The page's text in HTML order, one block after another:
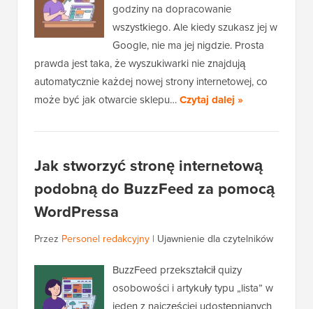
godziny na dopracowanie
wszystkiego. Ale kiedy szukasz jej w
Google, nie ma jej nigdzie. Prosta
prawda jest taka, że wyszukiwarki nie znajdują
automatycznie każdej nowej strony internetowej, co
może być jak otwarcie sklepu…Czytaj dalej »
Jak stworzyć stronę internetową
podobną do BuzzFeed za pomocą
WordPressa
Przez Personel redakcyjny | Ujawnienie dla czytelników
BuzzFeed przekształcił quizy
osobowości i artykuły typu „lista” w